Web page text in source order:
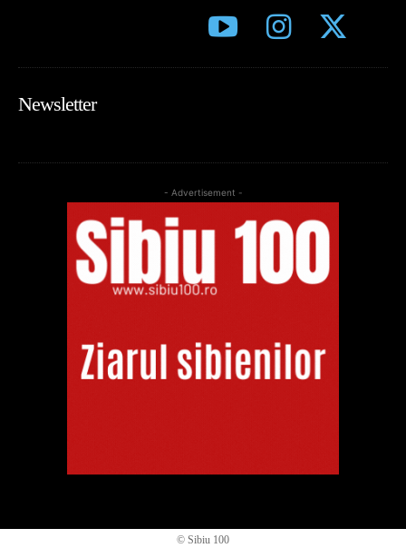
Newsletter
- Advertisement -
© Sibiu 100